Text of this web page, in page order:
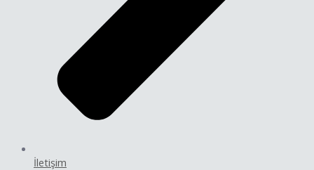
İletişim